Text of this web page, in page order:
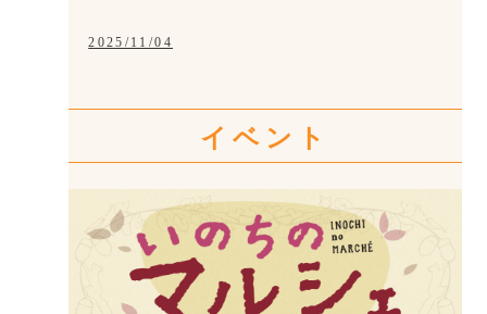
2025/11/04
イベント